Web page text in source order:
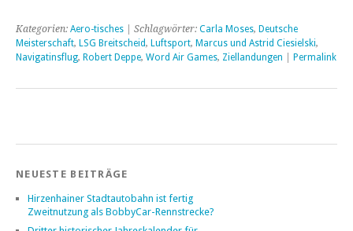
Kategorien: Aero-tisches | Schlagwörter: Carla Moses, Deutsche
Meisterschaft, LSG Breitscheid, Luftsport, Marcus und Astrid Ciesielski,
Navigatinsflug, Robert Deppe, Word Air Games, Ziellandungen Permalink
NEUESTE BEITRÄGE
Hirzenhainer Stadtautobahn ist fertig
Zweitnutzung als BobbyCar-Rennstrecke?